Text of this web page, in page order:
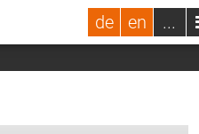
de en ...